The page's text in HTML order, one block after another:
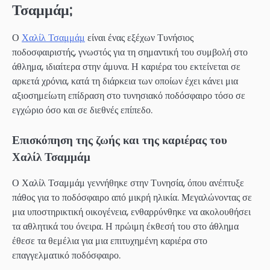
Τσαμμάμ;
Ο Χαλίλ Τσαμμάμ είναι ένας εξέχων Τυνήσιος
ποδοσφαιριστής, γνωστός για τη σημαντική του συμβολή στο
άθλημα, ιδιαίτερα στην άμυνα. Η καριέρα του εκτείνεται σε
αρκετά χρόνια, κατά τη διάρκεια των οποίων έχει κάνει μια
αξιοσημείωτη επίδραση στο τυνησιακό ποδόσφαιρο τόσο σε
εγχώριο όσο και σε διεθνές επίπεδο.
Επισκόπηση της ζωής και της καριέρας του
Χαλίλ Τσαμμάμ
Ο Χαλίλ Τσαμμάμ γεννήθηκε στην Τυνησία, όπου ανέπτυξε
πάθος για το ποδόσφαιρο από μικρή ηλικία. Μεγαλώνοντας σε
μια υποστηρικτική οικογένεια, ενθαρρύνθηκε να ακολουθήσει
τα αθλητικά του όνειρα. Η πρώιμη έκθεσή του στο άθλημα
έθεσε τα θεμέλια για μια επιτυχημένη καριέρα στο
επαγγελματικό ποδόσφαιρο.